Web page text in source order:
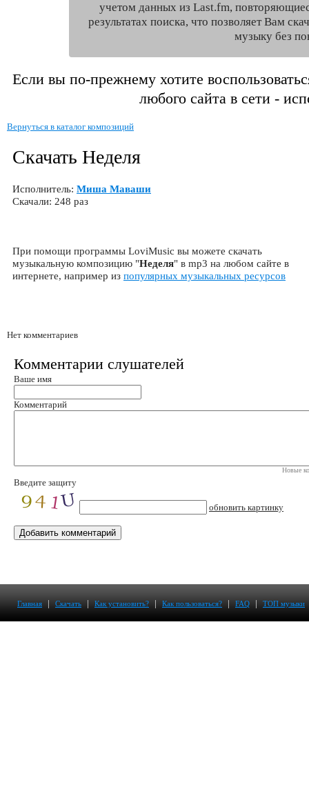
учетом данных из Last.fm,
результатах поиска, что позволяет Вам
музыку без
Если вы по-прежнему хотите
любого сайта в сети -
Вернуться в каталог композиций
Скачать Неделя
Исполнитель: Миша Маваши
Скачали: 248 раз
При помощи программы LoviMusic вы можете скачать
музыкальную композицию "Неделя" в mp3 на любом сайте в
интернете, например из популярных музыкальных ресурсов
Нет комментариев
Комментарии слушателей
Ваше имя
Комментарий
Новые
Введите защиту
обновить картинку
Главная | Скачать | Как установить? | Как пользоваться? | FAQ | ТОП музыки